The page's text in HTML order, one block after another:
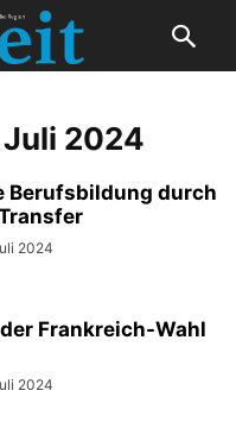
2024
Berufsbildung durch
2024
Frankreich-Wahl
2024